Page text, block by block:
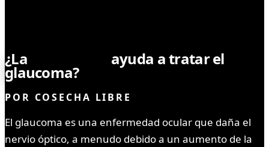
¿La ayuda a tratar el
glaucoma?
POR COSECHA LIBRE
El glaucoma es una enfermedad ocular que daña el
nervio óptico, a menudo debido a un aumento de la